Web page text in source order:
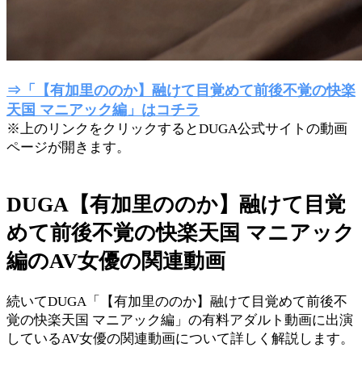
⇒「【有加里ののか】融けて目覚めて前後不覚の快楽
天国 マニアック編」はコチラ
※上のリンクをクリックするとDUGA公式サイトの動画
ページが開きます。
DUGA【有加里ののか】融けて目覚
めて前後不覚の快楽天国 マニアック
編のAV女優の関連動画
続いてDUGA「【有加里ののか】融けて目覚めて前後不
覚の快楽天国 マニアック編」の有料アダルト動画に出演
しているAV女優の関連動画について詳しく解説します。